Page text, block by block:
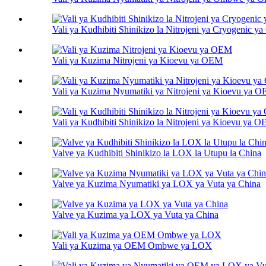
Vali ya Kudhibiti Shinikizo la Nitrojeni ya Cryogenic
Vali ya Kuzima Nitrojeni ya Kioevu ya OEM
Vali ya Kuzima Nyumatiki ya Nitrojeni ya Kioevu ya
Vali ya Kudhibiti Shinikizo la Nitrojeni ya Kioevu ya
Valve ya Kudhibiti Shinikizo la LOX la Utupu la China
Valve ya Kuzima Nyumatiki ya LOX ya Vuta ya China
Valve ya Kuzima ya LOX ya Vuta ya China
Vali ya Kuzima ya OEM Ombwe ya LOX